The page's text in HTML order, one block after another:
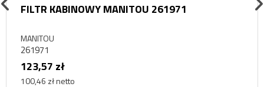
FILTR KABINOWY MANITOU 261971
MANITOU
261971
123,57 zł
100,46 zł netto